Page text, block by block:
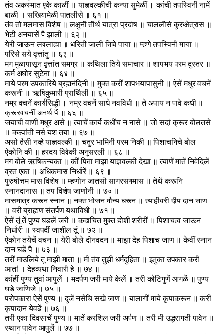
तंव अकस्मात एके काळीं ॥ याज्ञवल्कीची कन्या सुमेळीं ॥ कांची तपस्विनी नामें
बाळी ॥ सखियामेळी पातलीसे ॥ ६१ ॥
तंव तो मलमास विशेष ॥ लक्षुनी तीर्थ यात्रा प्रदोष ॥ चाललीसे कुरुक्षेत्रास ॥
भेटी अनयासें पैं झाली ॥ ६२ ॥
येरी जाऊन लवलाह्या ॥ धरिती जाली तिचे पाया ॥ म्हणे तपस्विनी माया ॥
परिसे सये वृत्तांतु ॥ ६३ ॥
मग मुळापासून वृत्तांत समग्र ॥ कथिला तिये समाचार ॥ शापभय परम दुस्तर ॥
कर्म अघोर सुटेना ॥ ६४ ॥
माये परम उपकारिये ब्रह्मनंदिनी ॥ मुक्त करीं शापभयापासुनी ॥ ऐसें मधुर वचनें
करूनी ॥ ऋषिकुमारी प्रार्थिली ॥ ६५ ॥
नम्र वचनें कार्यसिद्धी ॥ नम्र वचनें साधे नवविधी ॥ ते अपाय न पावे कधी ॥
क्रूरवचनीं अनर्थ पैं ॥ ६६ ॥
जयाची वाणी मधुर असे ॥ त्याचें कार्य कधींच न नासे ॥ जो सदां क्रूर बोलतसे
॥ कल्पांती नसे यश तया ॥ ६७ ॥
असो तैसी नव्हे याज्ञवल्की ॥ चतुर भामिनी परम निकी ॥ पिशाचनिचे बोल
ऐकोनि की ॥ ह्रदय विवेकी अनुसरली ॥ ६८ ॥
मग बोले ऋषिकन्यका ॥ कीं पिता माझा याज्ञवल्की देखा ॥ त्याणें मातें निवेदिलें
व्रत एका ॥ अधिकमास निर्धारें ॥ ६९ ॥
पुरुषोत्तम मास विशेष ॥ म्हणोन जातसों सागरसंगमास ॥ तेथें करूनि
स्नानदानास ॥ तप विशेष जाणोनी ॥ ७० ॥
मासमात्र करून स्नान ॥ नक्त भोजन मौन्य धरून ॥ त्याहीवरी दीप दान जाण
॥ वरी ब्राह्मण संतर्पण यथाविधी ॥ ७१ ॥
ऐसें तूं तें पुण्य घडलें जरी ॥ कदाचित मुक्त होशी शरीरीं ॥ पिशाचत्व जाऊन
निर्धारी ॥ स्वपदीं जाशील तूं ॥ ७२ ॥
ऐकोन तयेचें वचन ॥ येरी बोले दीनवदन ॥ माझा देह पिशाच जाण ॥ केवीं स्नान
दान घडें पै ॥ ७३ ॥
तरीं माउलिये तूं माझी माता ॥ मी तंव तुझी धर्मदुहिता ॥ इतुका उपकार करीं
आतां ॥ देहव्यथा निवारी हे ॥ ७४ ॥
कांहीं पुण्य तुवां आपुलें ॥ मदर्पण जरी माये केलें ॥ तरी कोटिगुणें आगळें ॥ पुण्य
घडे जाणिजे ॥ ७५ ॥
परोपकारा ऐसें पुण्य ॥ दुजें नसेचि सखे जाण ॥ यालागीं माये कृपाकरून ॥ करीं
कृपादान येवढें ॥ ७६ ॥
तरी एका दिवसाचें पुण्य ॥ मातें करशिल जरी अर्पण ॥ तरी मी उद्धरागती पावेन ॥
स्थान पावेन आपुलें ॥ ७७ ॥